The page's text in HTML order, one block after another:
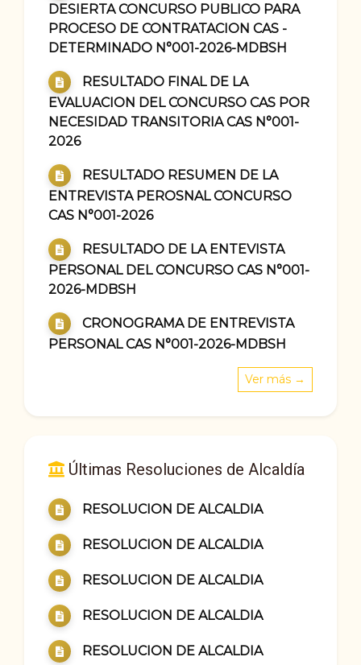
DESIERTA CONCURSO PUBLICO PARA
PROCESO DE CONTRATACION CAS -
DETERMINADO N°001-2026-MDBSH
RESULTADO FINAL DE LA
EVALUACION DEL CONCURSO CAS POR
NECESIDAD TRANSITORIA CAS N°001-
2026
RESULTADO RESUMEN DE LA
ENTREVISTA PEROSNAL CONCURSO
CAS N°001-2026
RESULTADO DE LA ENTEVISTA
PERSONAL DEL CONCURSO CAS N°001-
2026-MDBSH
CRONOGRAMA DE ENTREVISTA
PERSONAL CAS N°001-2026-MDBSH
Ver más →
Últimas Resoluciones de Alcaldía
RESOLUCION DE ALCALDIA
RESOLUCION DE ALCALDIA
RESOLUCION DE ALCALDIA
RESOLUCION DE ALCALDIA
RESOLUCION DE ALCALDIA